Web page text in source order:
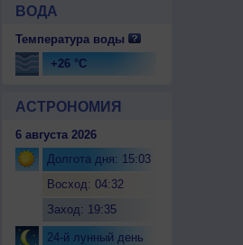
ВОДА
Температура воды
+26 °C
АСТРОНОМИЯ
6 августа 2026
Долгота дня: 15:03
Восход: 04:32
Заход: 19:35
24-й лунный день